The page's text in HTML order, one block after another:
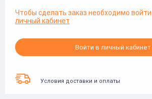
Чтобы сделать заказ необходимо
личный кабинет
Войти в личный кабинет
Условия доставки и оплаты